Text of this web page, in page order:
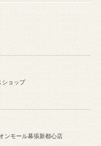
ショップ
ンモール幕張新都心店